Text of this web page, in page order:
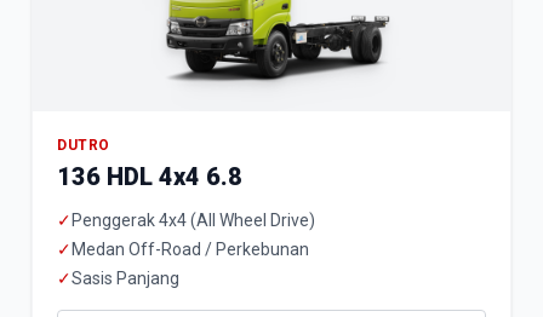
DUTRO
136 HDL 4x4 6.8
✓ Penggerak 4x4 (All Wheel Drive)
✓ Medan Off-Road / Perkebunan
✓Sasis Panjang